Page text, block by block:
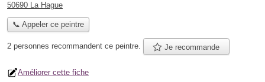
50690 La Hague
📞 Appeler ce peintre
2 personnes recommandent ce peintre. Je recommande
Améliorer cette fiche